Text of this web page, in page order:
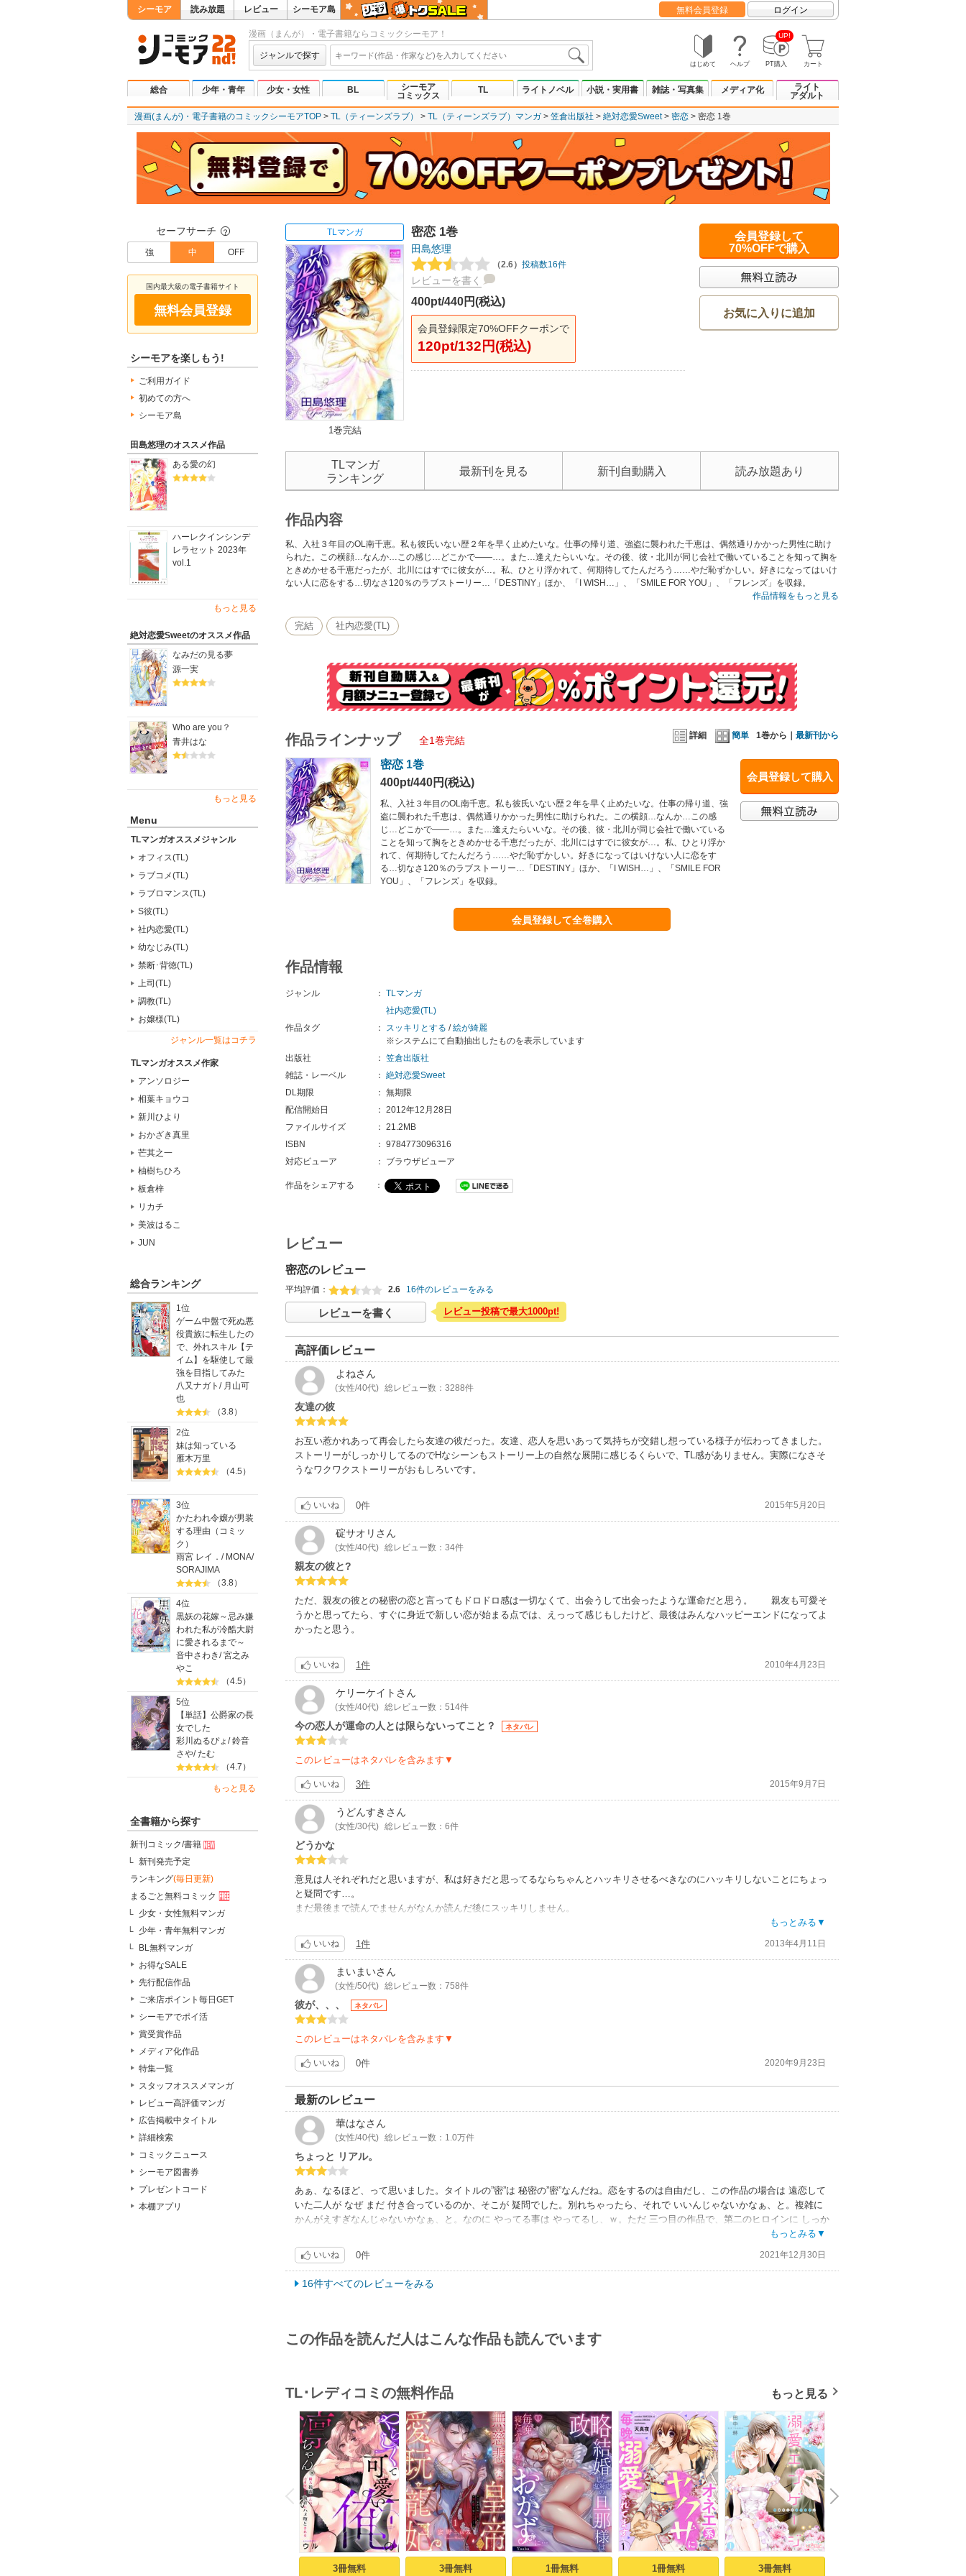
シーモア 読み放題 レビュー シーモア島 無料会員登録 ログイン
漫画（まんが）・電子書籍ならコミックシーモア！
ジャンルで探す
はじめて ヘルプ
UP!
PT購入 カート
総合 少年・青年 少女・女性 BL
シーモア
コミックス
TL ライトノベル 小説・実用書 雑誌・写真集 メディア化
ライト
アダルト
漫画(まんが)・電子書籍のコミックシーモアTOP TL（ティーンズラブ） TL（ティーンズラブ）マンガ 笠倉出版社 絶対恋愛Sweet 密恋 密恋 1巻
セーフサーチ ？
強 中 OFF
国内最大級の電子書籍サイト
無料会員登録
シーモアを楽しもう!
ご利用ガイド
初めての方へ
シーモア島
田島悠理のオススメ作品
ある愛の幻
ハーレクインシンデ
レラセット 2023年
vol.1
もっと見る
絶対恋愛Sweetのオススメ作品
なみだの見る夢
源一実
Who are you？
青井はな
もっと見る
Menu
TLマンガオススメジャンル
オフィス(TL)
ラブコメ(TL)
ラブロマンス(TL)
S彼(TL)
社内恋愛(TL)
幼なじみ(TL)
禁断･背徳(TL)
上司(TL)
調教(TL)
お嬢様(TL)
ジャンル一覧はコチラ
TLマンガオススメ作家
アンソロジー
相葉キョウコ
新川ひより
おかざき真里
芒其之一
柚樹ちひろ
板倉梓
リカチ
美波はるこ
JUN
総合ランキング
1位
ゲーム中盤で死ぬ悪
役貴族に転生したの
で、外れスキル【テ
イム】を駆使して最
強を目指してみた
八又ナガト / 月山可
也
（3.8）
2位
妹は知っている
雁木万里
（4.5）
3位
かたわれ令嬢が男装
する理由（コミッ
ク）
雨宮 レイ． / MONA/
SORAJIMA
（3.8）
4位
黒妖の花嫁～忌み嫌
われた私が冷酷大尉
に愛されるまで～
音中さわき/宮之み
やこ
（4.5）
5位
【単話】公爵家の長
女でした
彩川ぬるぴょ /鈴音
さや/たむ
（4.7）
もっと見る
全書籍から探す
新刊コミック/書籍
新刊発売予定
ランキング(毎日更新)
まるごと無料コミック
少女・女性無料マンガ
少年・青年無料マンガ
BL無料マンガ
お得なSALE
先行配信作品
ご来店ポイント毎日GET
シーモアでポイ活
賞受賞作品
メディア化作品
特集一覧
スタッフオススメマンガ
レビュー高評価マンガ
広告掲載中タイトル
詳細検索
コミックニュース
シーモア図書券
プレゼントコード
本棚アプリ
TLマンガ
1巻完結
密恋 1巻
田島悠理
（2.6） 投稿数16件
レビューを書く
400pt/440円(税込)
会員登録限定70%OFFクーポンで
120pt/132円(税込)
会員登録して
70%OFFで購入
お気に入りに追加
TLマンガ
ランキング
最新刊を見る 新刊自動購入 読み放題あり
作品内容
私、入社３年目のOL南千恵。私も彼氏いない歴２年を早く止めたいな。仕事の帰り道、強盗に襲われた千恵は、偶然通りかかった男性に助け
られた。この横顔…なんか…この感じ…どこかで――…。また…逢えたらいいな。その後、彼・北川が同じ会社で働いていることを知って胸を
ときめかせる千恵だったが、北川にはすでに彼女が…。私、ひとり浮かれて、何期待してたんだろう……やだ恥ずかしい。好きになってはいけ
ない人に恋をする…切なさ120％のラブストーリー…「DESTINY」ほか、「I WISH…」、「SMILE FOR YOU」、「フレンズ」を収録。
作品情報をもっと見る
完結 社内恋愛(TL)
詳細 簡単 1巻から｜ 最新刊から
作品ラインナップ 全1巻完結
会員登録して購入
密恋 1巻
400pt/440円(税込)
私、入社３年目のOL南千恵。私も彼氏いない歴２年を早く止めたいな。仕事の帰り道、強
盗に襲われた千恵は、偶然通りかかった男性に助けられた。この横顔…なんか…この感
じ…どこかで――…。また…逢えたらいいな。その後、彼・北川が同じ会社で働いている
ことを知って胸をときめかせる千恵だったが、北川にはすでに彼女が…。私、ひとり浮か
れて、何期待してたんだろう……やだ恥ずかしい。好きになってはいけない人に恋をす
る…切なさ120％のラブストーリー…「DESTINY」ほか、「I WISH…」、「SMILE FOR
YOU」、「フレンズ」を収録。
会員登録して全巻購入
作品情報
ジャンル ： TLマンガ
社内恋愛(TL)
作品タグ
： スッキリとする /絵が綺麗
※システムにて自動抽出したものを表示しています
出版社
： 笠倉出版社
雑誌・レーベル
： 絶対恋愛Sweet
DL期限
： 無期限
配信開始日
： 2012年12月28日
ファイルサイズ
： 21.2MB
ISBN
： 9784773096316
対応ビューア
： ブラウザビューア
作品をシェアする ：
レビュー
密恋のレビュー
平均評価： 2.6 16件のレビューをみる
レビューを書く レビュー投稿で最大1000pt!
高評価レビュー
よねさん
(女性/40代) 総レビュー数：3288件
友達の彼
お互い惹かれあって再会したら友達の彼だった。友達、恋人を思いあって気持ちが交錯し想っている様子が伝わってきました。
ストーリーがしっかりしてるのでHなシーンもストーリー上の自然な展開に感じるくらいで、TL感がありません。実際になさそ
うなワクワクストーリーがおもしろいです。
いいね 0件 2015年5月20日
碇サオリ さん
(女性/40代) 総レビュー数：34件
親友の彼と?
ただ、親友の彼との秘密の恋と言ってもドロドロ感は一切なくて、出会うして出会ったような運命だと思う。 親友も可愛そ
うかと思ってたら、すぐに身近で新しい恋が始まる点では、えっって感じもしたけど、最後はみんなハッピーエンドになってよ
かったと思う。
いいね 1件 2010年4月23日
ケリーケイト さん
(女性/40代) 総レビュー数：514件
今の恋人が運命の人とは限らないってこと？ ネタバレ
このレビューはネタバレを含みます▼
いいね 3件 2015年9月7日
うどんすき さん
(女性/30代) 総レビュー数：6件
どうかな
意見は人それぞれだと思いますが、私は好きだと思ってるならちゃんとハッキリさせるべきなのにハッキリしないことにちょっ
と疑問です…。
まだ最後まで読んでませんがなんか読んだ後にスッキリしません。
切ないのは切ないです。
もっとみる▼
いいね 1件 2013年4月11日
まいまいさん
(女性/50代) 総レビュー数：758件
彼が、、、 ネタバレ
このレビューはネタバレを含みます▼
いいね 0件 2020年9月23日
最新のレビュー
華はなさん
(女性/40代) 総レビュー数：1.0万件
ちょっと リアル。
あぁ、なるほど、って思いました。タイトルの”密”は 秘密の”密”なんだね。恋をするのは自由だし、この作品の場合は 遠恋して
いた二人が なぜ まだ 付き合っているのか、そこが 疑問でした。別れちゃったら、それで いいんじゃないかなぁ、と。複雑に
かんがえすぎなんじゃないかなぁ、と。なのに やってる事は やってるし、ｗ。ただ 三つ目の作品で、第二のヒロインに しっか
りと好きだと言ってくれた男性が現れたことがせめてもの救いですね。きっと これに近い恋愛って 世の中のオフィスビル街に
は ごまんと転がっているような気がしました。
もっとみる▼
いいね 0件 2021年12月30日
16件すべてのレビューをみる
この作品を読んだ人はこんな作品も読んでいます
TL･レディコミの無料作品 もっと見る
P
r
e
v
i
o
u
s
3冊無料 3冊無料 1冊無料 1冊無料 3冊無料
N
e
x
t